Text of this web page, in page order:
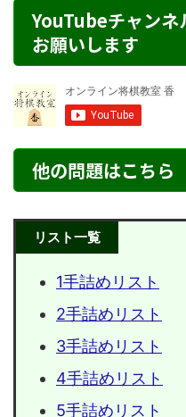
YouTubeチャンネ
お願いします
他の問題はこちら
リスト一覧
1手詰めリスト
2手詰めリスト
3手詰めリスト
4手詰めリスト
5手詰めリスト